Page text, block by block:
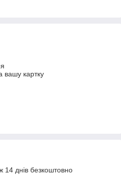
вашу картку
14 днів безкоштовно